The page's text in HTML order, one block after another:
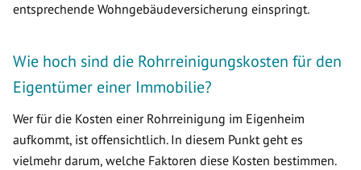
entsprechende Wohngebäudeversicherung einspringt.
Wie hoch sind die Rohrreinigungskosten für den
Eigentümer einer Immobilie?
Wer für die Kosten einer Rohrreinigung im Eigenheim
aufkommt, ist offensichtlich. In diesem Punkt geht es
vielmehr darum, welche Faktoren diese Kosten bestimmen.